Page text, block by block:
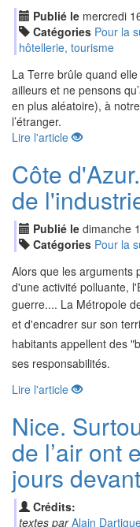
Publié le mercredi
Catégories Pour la
hôtellerie, tourisme
La Terre brûle quand
ailleurs et ne pensons
en plus aléatoire), à
l’étranger.
Lire l'article
Côte
de
Publié le dimanche
Catégories Pour la
Alors que les arguments
d'une activité polluante,
guerre.... La Métropole
et d'encadrer sur son
habitants appellent des
ses responsabilités.
Lire l'article
Nice.
de l’air ont
jours
Crédits:
textes par Alain